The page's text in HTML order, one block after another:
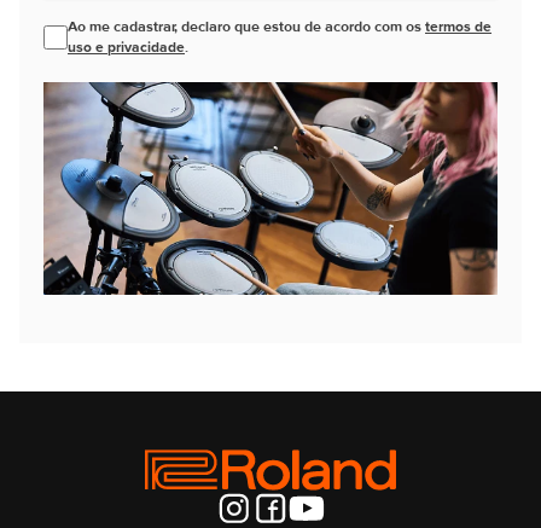
Ao me cadastrar, declaro que estou de acordo com os termos de
uso e privacidade.